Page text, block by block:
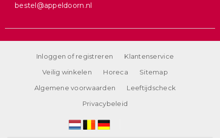
bestel@appeldoorn.nl
Inloggen of registreren
Klantenservice
Veilig winkelen
Horeca
Sitemap
Algemene voorwaarden
Leeftijdscheck
Privacybeleid